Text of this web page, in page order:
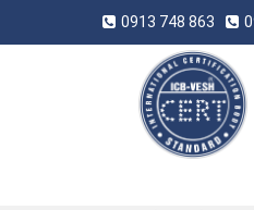
0913 748 863